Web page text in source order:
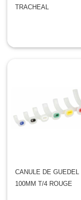
TRACHEAL
CANULE DE GUEDEL
100MM T/4 ROUGE